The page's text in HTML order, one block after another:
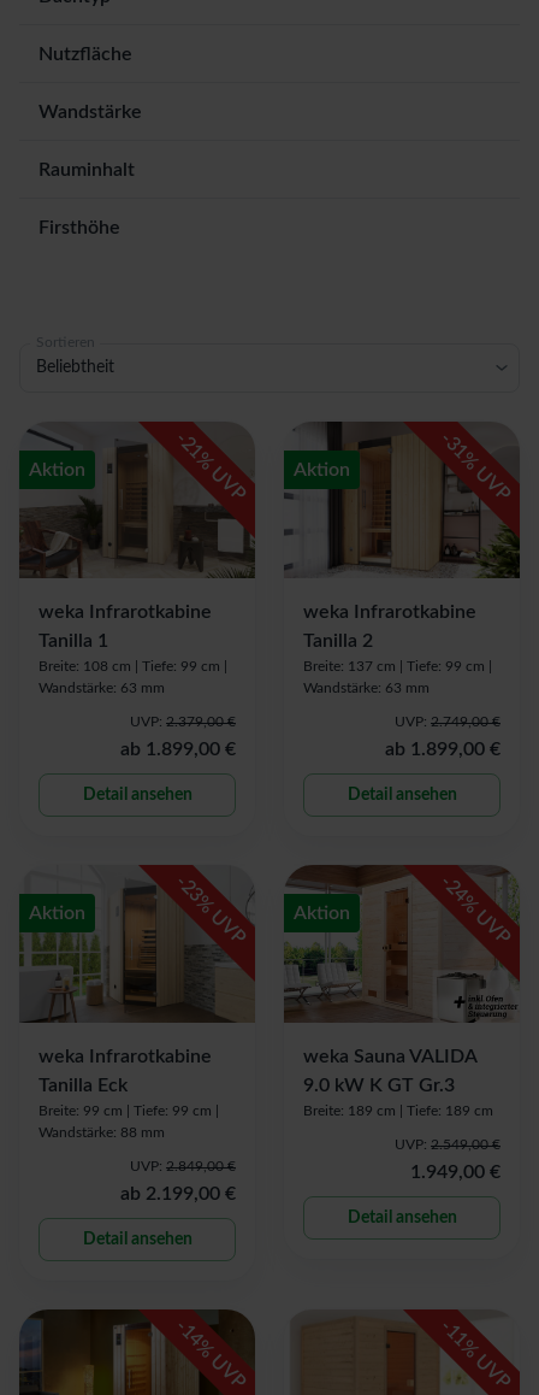
Nutzfläche
Wandstärke
Rauminhalt
Firsthöhe
Sortieren
Beliebtheit
Aktion
-
21
% UVP
weka Infrarotkabine
Tanilla 1
Breite: 108 cm |
Tiefe: 99 cm |
Wandstärke: 63 mm
UVP: 2.379,00 €
ab 1.899,00 €
Detail ansehen
Aktion
-
31
% UVP
weka Infrarotkabine
Tanilla 2
Breite: 137 cm |
Tiefe: 99 cm |
Wandstärke: 63 mm
UVP: 2.749,00 €
ab 1.899,00 €
Detail ansehen
Aktion
-
23
% UVP
weka Infrarotkabine
Tanilla Eck
Breite: 99 cm |
Tiefe: 99 cm |
Wandstärke: 88 mm
UVP: 2.849,00 €
ab 2.199,00 €
Detail ansehen
Aktion
-
24
% UVP
weka Sauna VALIDA
9.0 kW K GT Gr.3
Breite: 189 cm | Tiefe: 189 cm
UVP: 2.549,00 €
1.949,00 €
Detail ansehen
-
14
% UVP
-
11
% UVP